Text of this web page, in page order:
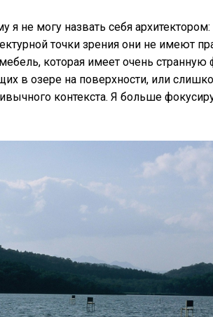
я не могу назвать себя
точки зрения они не имеют
которая имеет очень
в озере на поверхности, или
контекста. Я больше